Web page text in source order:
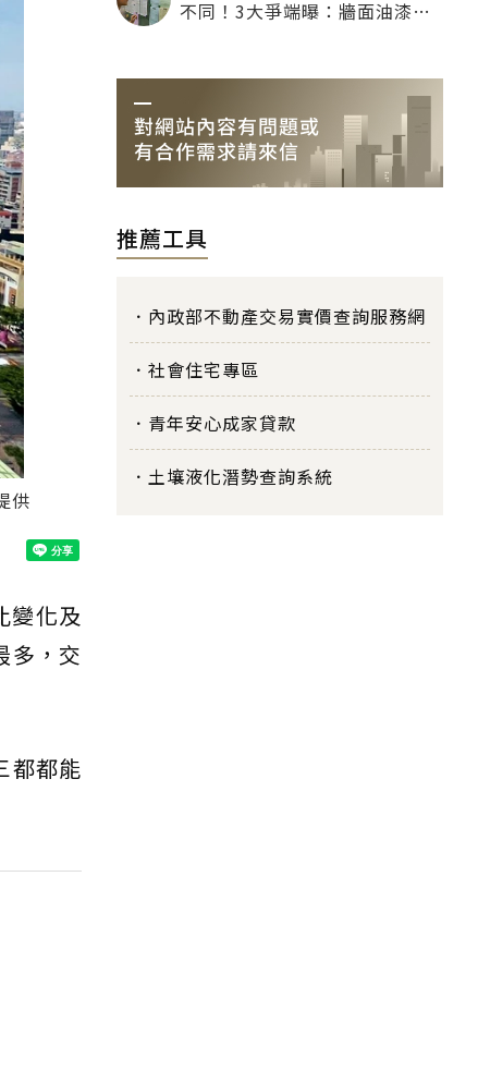
供
變化及
多，交
都都能
不同！3大爭端曝：牆面油漆、
推薦工具
內政部不動產交易實價查詢服務網
社會住宅專區
青年安心成家貸款
土壤液化潛勢查詢系統